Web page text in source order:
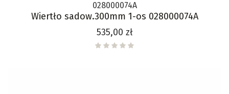
028000074A
Wiertło sadow.300mm 1-os 028000074A
Cena
535,00 zł